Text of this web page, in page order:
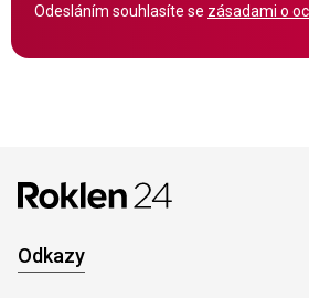
Odesláním souhlasíte se zásadami o
Odkazy